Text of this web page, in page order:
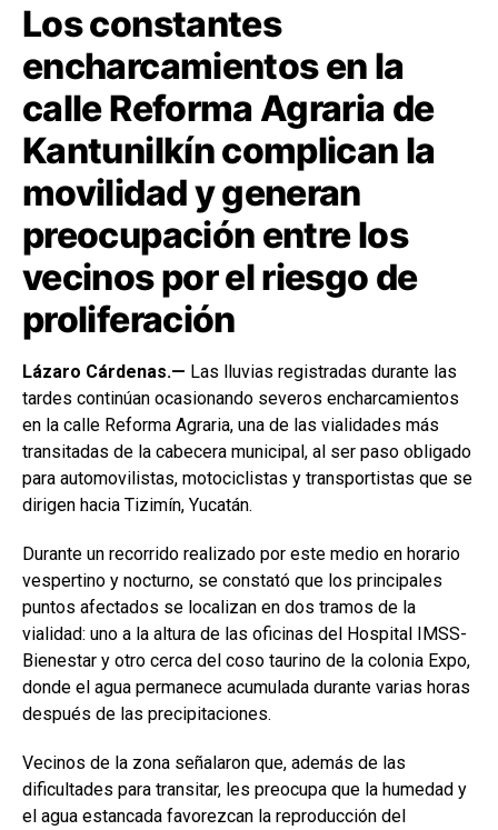
Los constantes
encharcamientos en la
calle Reforma Agraria de
Kantunilkín complican la
movilidad y generan
preocupación entre los
vecinos por el riesgo de
proliferación
Lázaro Cárdenas.— Las lluvias registradas durante las
tardes continúan ocasionando severos encharcamientos
en la calle Reforma Agraria, una de las vialidades más
transitadas de la cabecera municipal, al ser paso obligado
para automovilistas, motociclistas y transportistas que se
dirigen hacia Tizimín, Yucatán.
Durante un recorrido realizado por este medio en horario
vespertino y nocturno, se constató que los principales
puntos afectados se localizan en dos tramos de la
vialidad: uno a la altura de las oficinas del Hospital IMSS-
Bienestar y otro cerca del coso taurino de la colonia Expo,
donde el agua permanece acumulada durante varias horas
después de las precipitaciones.
Vecinos de la zona señalaron que, además de las
dificultades para transitar, les preocupa que la humedad y
el agua estancada favorezcan la reproducción del